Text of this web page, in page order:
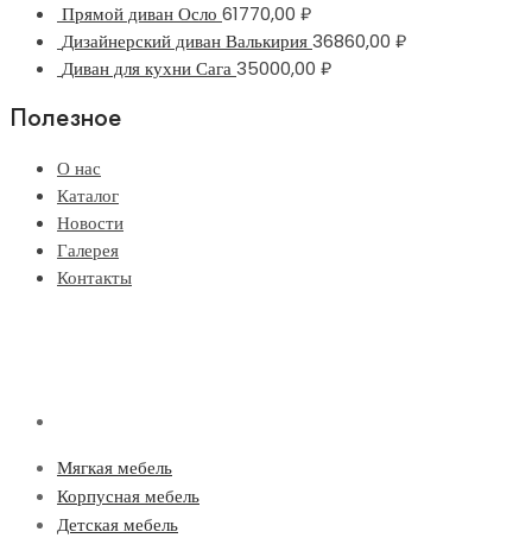
Прямой диван Осло 61770,00 ₽
Дизайнерский диван Валькирия36860,00 ₽
Диван для кухни Сага35000,00 ₽
Полезное
О нас
Каталог
Новости
Галерея
Контакты
Мягкая мебель
Корпусная мебель
Детская мебель